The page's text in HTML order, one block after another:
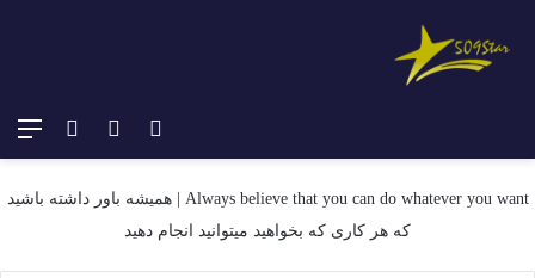
تغییر
پوسته
ورود
دیدن
سبد
خرید
Always believe that you can do whatever you want | همیشه باور داشته باشید
که هر کاری که بخواهید میتوانید انجام دهید